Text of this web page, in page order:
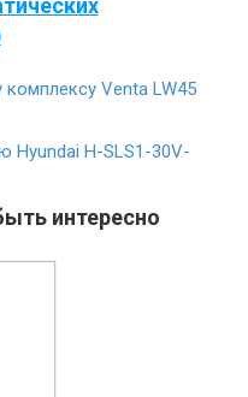
Venta LW45
Hyundai H-SLS1-30V-
интересно